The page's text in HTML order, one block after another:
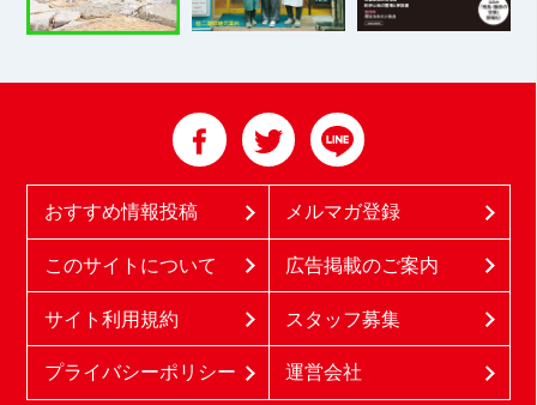
おすすめ情報投稿 メルマガ登録
このサイトについて 広告掲載のご案内
サイト利用規約 スタッフ募集
プライバシーポリシー 運営会社